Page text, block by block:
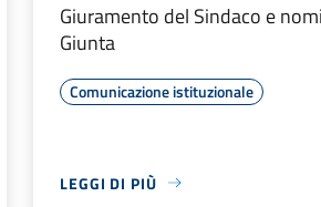
Giuramento del Sindaco e
Giunta
Comunicazione istituzionale
LEGGI DI PIÙ